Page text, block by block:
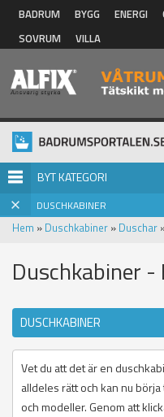
Hoppa till huvudinnehåll
BADRUM BYGG ENERGI
SOVRUM
VILLA
BYT KATEGORI
DUSCHKABINER
Hem » Duschkabiner » Duschar
Duschkabiner -
DUSCHKABINER
Vet du att det är en
alldeles rätt och kan nu
och modeller. Genom att